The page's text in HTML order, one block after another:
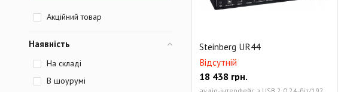
Steinberg UR44
Відсутній
18 438 грн.
Акційний товар
Наявність
На складі
В шоурумі